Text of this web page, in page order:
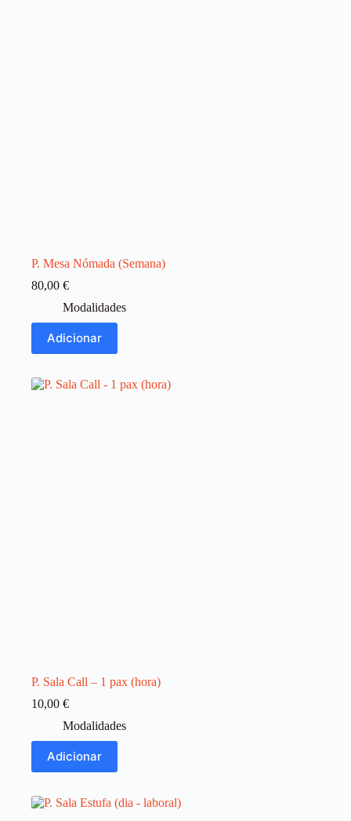
P. Mesa Nómada (Semana)
80,00 €
Modalidades
Adicionar
P. Sala Call – 1 pax (hora)
10,00 €
Modalidades
Adicionar